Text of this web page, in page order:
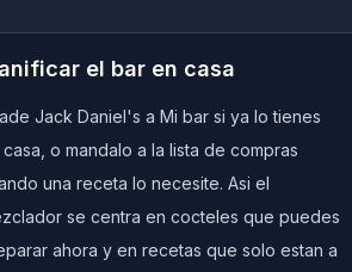
el bar en casa
Jack Daniel's a Mi bar si ya lo tienes
o mandalo a la lista de compras
una receta lo necesite. Asi el
se centra en cocteles que puedes
ahora y en recetas que solo estan a